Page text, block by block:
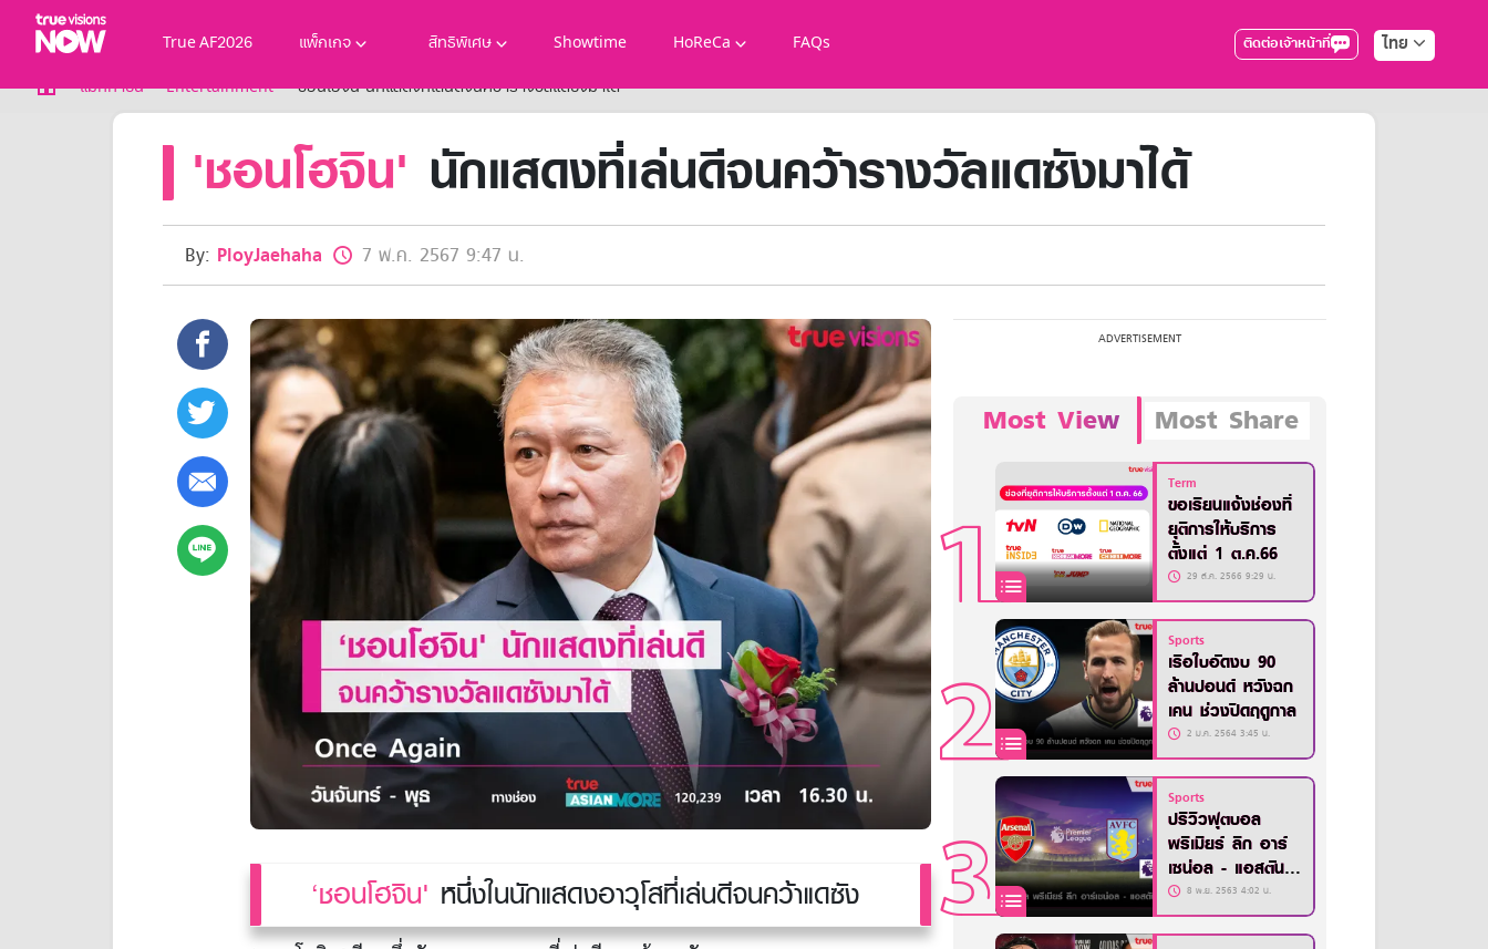
True AF2026 แพ็กเกจ สิทธิพิเศษ Showtime HoReCa FAQs ติดต่อเจ้าหน้าที่ ไทย
True AF2026
แพ็กเกจ
NOW SPORTS
NOW BUNDLES
NOW Muay Thai
แพ็กเกจทรูวิชันส์นาวทั้งหมด
สิทธิพิเศษลูกค้าทรูวิชั่นส์
แพ็กเกจสำหรับผู้ประกอบการ
หาร้านร่วมรายการ
แม็กกาซีน Entertainment 'ชอนโฮจิน' นักแสดงที่เล่นดีจนคว้ารางวัลแดซังมาได้
'ชอนโฮจิน' นักแสดงที่เล่นดีจนคว้ารางวัลแดซังมาได้
By: PloyJaehaha 7 พ.ค. 2567 9:47 น.
‘ชอนโฮจิน' หนึ่งในนักแสดงอาวุโสที่เล่นดีจนคว้าแดซัง
Most View Most Share
Term
ขอเรียนแจ้งช่องที่
ยุติการให้บริการ
ตั้งแต่ 1 ต.ค.66
29 ส.ค. 2566 9:29 น.
Sports
เรือใบอัดงบ 90
ล้านปอนด์ หวังฉก
เคน ช่วงปิดฤดูกาล
2 ม.ค. 2564 3:45 น.
Sports
ปรีวิวฟุตบอล
พรีเมียร์ ลีก อาร์
เซน่อล - แอสตัน
วิลล่า8 พ.ย. 2563 4:02 น.